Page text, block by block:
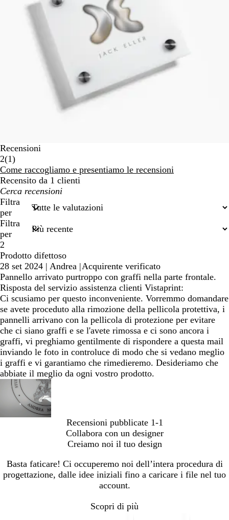
Recensioni
2(11
recensioni
)
Come raccogliamo e presentiamo le recensioni
Recensito da 1 clienti
I
miei
termini
di
ricerca
Filtra
per
Filtra
per
2
Prodotto difettoso
28 set 2024 | Andrea |Acquirente verificato
Pannello arrivato purtroppo con graffi nella parte frontale.
Risposta del servizio assistenza clienti Vistaprint:
Ci scusiamo per questo inconveniente. Vorremmo domandare
se avete proceduto alla rimozione della pellicola protettiva, i
pannelli arrivano con la pellicola di protezione per evitare
che ci siano graffi e se l'avete rimossa e ci sono ancora i
graffi, vi preghiamo gentilmente di rispondere a questa mail
inviando le foto in controluce di modo che si vedano meglio
i graffi e vi garantiamo che rimedieremo. Desideriamo che
abbiate il meglio da ogni vostro prodotto.
Recensioni pubblicate 1-1
Collabora con un designer
Creiamo noi il tuo design
Basta faticare! Ci occuperemo noi dell’intera procedura di
progettazione, dalle idee iniziali fino a caricare i file nel tuo
account.
Scopri di più